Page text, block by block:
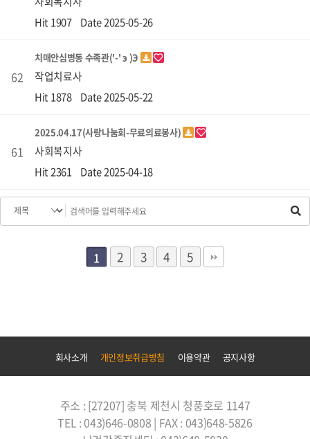
Hit 1907 Date 2025-05-26
62
치매안심병동 수족관('-' э )Э
작업치료사
Hit 1878 Date 2025-05-22
61
2025.04.17(사랑나눔회-무료의료봉사)
사회복지사
Hit 2361 Date 2025-04-18
1 2 3 4 5
회사소개 개인정보취급방침 이용약관 공지사항
주소 : [27207] 충북 제천시 청풍호로 1147
TEL : 043)646-0808 | FAX : 043)648-5826